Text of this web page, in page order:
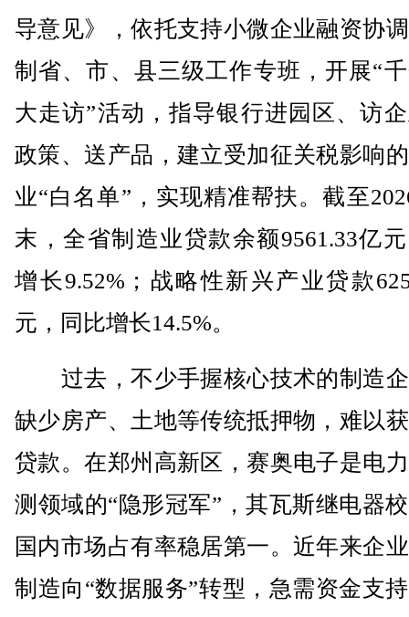
导意见》，依托支持小微企业融资协
制省、市、县三级工作专班，开展“
大走访”活动，指导银行进园区、访
政策、送产品，建立受加征关税影响
业“白名单”，实现精准帮扶。截至
末，全省制造业贷款余额9561.33亿
增长9.52%；战略性新兴产业贷款
元，同比增长14.5%。
过去，不少手握核心技术的制造
缺少房产、土地等传统抵押物，难以
贷款。在郑州高新区，赛奥电子是电
测领域的“隐形冠军”，其瓦斯继电器
国内市场占有率稳居第一。近年来企
制造向“数据服务”转型，急需资金支